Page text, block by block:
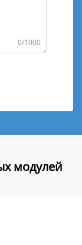
0/1000
модулей